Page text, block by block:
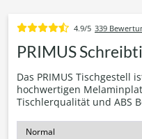
4.9/5 339
PRIMUS
Das PRIMUS Tischgestell
hochwertigen
Tischlerqualität und ABS